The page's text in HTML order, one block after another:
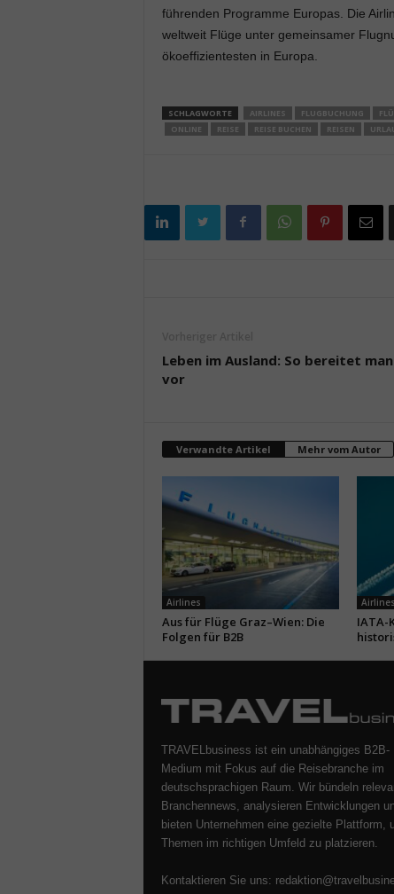
führenden Programme Europas. Die
weltweit Flüge unter gemeinsamer
ökoeffizientesten in Europa.
SCHLAGWORTE AIRLINES FLUGBUCHUNG
ONLINE
REISE REISE BUCHEN REISEN
Leben im Ausland: So bereitet
vor
Verwandte Artikel Mehr vom Autor
Airlines
Aus für Flüge Graz–Wien: Die
Folgen für B2B
Airlines
IATA-
TRAVELbusiness ist ein unabhängiges B2B-
Medium mit Fokus auf die Reisebranche im
deutschsprachigen Raum. Wir bündeln
Branchennews, analysieren Entwicklungen
bieten Unternehmen eine gezielte Plattform,
Themen im richtigen Umfeld zu platzieren.
Kontaktieren Sie uns: